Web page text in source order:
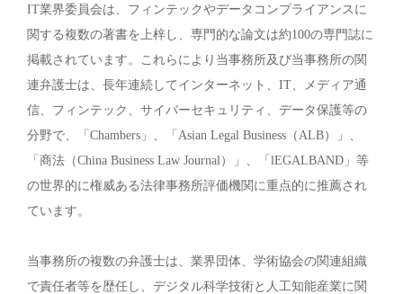
IT業界委員会は、フィンテックやデータコンプライアンスに
関する複数の著書を上梓し、専門的な論文は約100の専門誌に
掲載されています。これらにより当事務所及び当事務所の関
連弁護士は、長年連続してインターネット、IT、メディア通
信、フィンテック、サイバーセキュリティ、データ保護等の
分野で、「Chambers」、「Asian Legal Business（ALB）」、
「商法（China Business Law Journal）」、「lEGALBAND」等
の世界的に権威ある法律事務所評価機関に重点的に推薦され
ています。
当事務所の複数の弁護士は、業界団体、学術協会の関連組織
で責任者等を歴任し、デジタル科学技術と人工知能産業に関